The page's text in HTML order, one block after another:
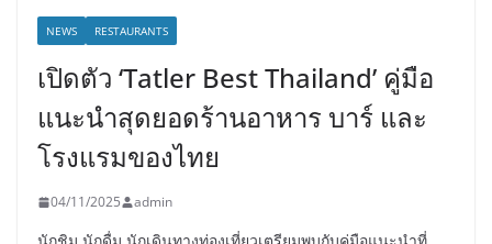
NEWS RESTAURANTS
เปิดตัว ‘Tatler Best Thailand’ คู่มือ
แนะนำสุดยอดร้านอาหาร บาร์ และ
โรงแรมของไทย
04/11/2025 admin